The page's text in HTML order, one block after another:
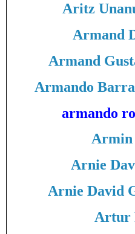
Aritz
Armand
Armand
Armando
armando
Arnie
Arnie David
Artur